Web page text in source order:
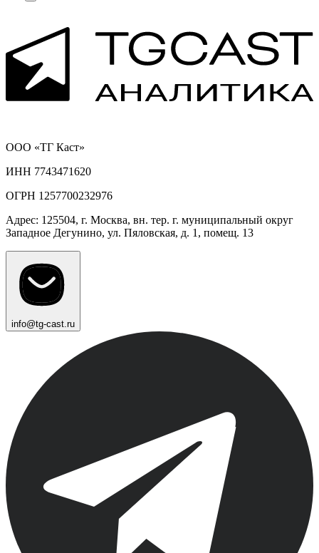
ООО «ТГ Каст»
ИНН 7743471620
ОГРН 1257700232976
Адрес: 125504, г. Москва, вн. тер. г. муниципальный округ
Западное Дегунино, ул. Пяловская, д. 1, помещ. 13
info@tg-cast.ru